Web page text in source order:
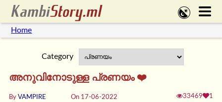
Home
Category
അനുവിനോടുള്ള പ്രണയം ❤️
By VAMPIRE On 17-06-2022 33469 1